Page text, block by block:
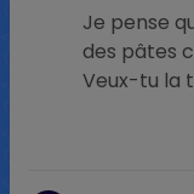
Je pense
des pâtes
Veux-tu la